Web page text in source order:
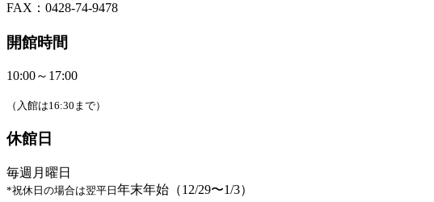
FAX：0428-74-9478
開館時間
10:00～17:00
（入館は16:30まで）
休館日
毎週月曜日
*祝休日の場合は翌平日 年末年始（12/29〜1/3）